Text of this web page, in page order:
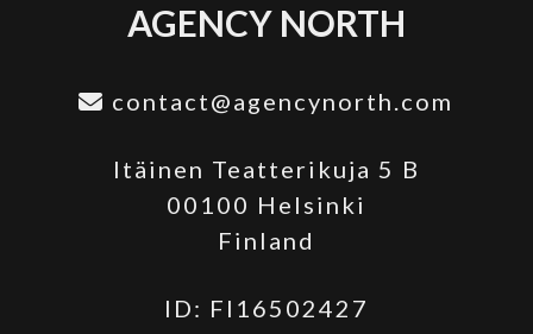
AGENCY NORTH
contact@agencynorth.com
Itäinen Teatterikuja 5 B
00100 Helsinki
Finland
ID: FI16502427